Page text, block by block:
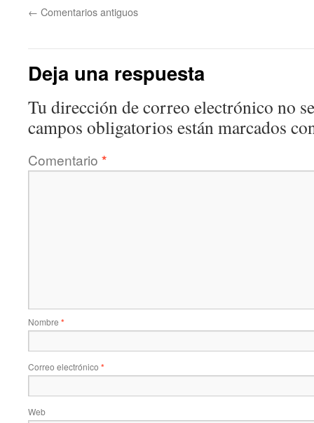
← Comentarios antiguos
Deja una respuesta
Tu dirección de correo electrónico no
campos obligatorios están marcados
Comentario *
Nombre *
Correo electrónico *
Web